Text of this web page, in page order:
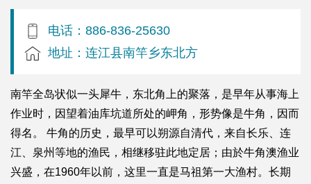
电话：886-836-25630
地址：连江县南竿乡东北方
南竿全岛状似一头犀牛，东北角上的聚落，是早年从事海上
作业时，因望着油库坑道所处的岬角，形势像是牛角，因而
得名。 牛角的历史，最早可以朔源自清代，来自长乐、连
江、泉州等地的渔民，相继移驻此地定居；由於牛角澳渔业
兴盛，在1960年以前，这里一直是马祖第一大渔村。长期